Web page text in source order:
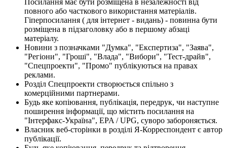
Посилання має бути розміщена в незалежності від
повного або часткового використання матеріалів.
Гіперпосилання ( для інтернет - видань) - повинна бути
розміщена в підзаголовку або в першому абзаці
матеріалу.
Новини з позначками "Думка", "Експертиза", "Заява",
"Регіони", "Гроші", "Влада", "Вибори", "Тест-драйв",
"Спецпроекти", "Промо" публікуються на правах
реклами.
Розділ Спецпроекти створюється спільно з
комерційними партнерами.
Будь яке копіювання, публікація, передрук, чи наступне
поширення інформації, що містить посилання на
"Інтерфакс-Україна", EPA / UPG, суворо забороняється.
Власник веб-сторінки в розділі Я-Корреспондент є автор
публікації.